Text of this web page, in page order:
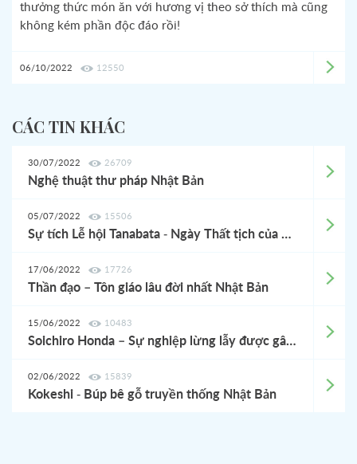
thưởng thức món ăn với hương vị theo sở thích mà cũng
không kém phần độc đáo rồi!
06/10/2022 12550
CÁC TIN KHÁC
30/07/2022 26709
Nghệ thuật thư pháp Nhật Bản
05/07/2022 15506
Sự tích Lễ hội Tanabata - Ngày Thất tịch của Nhật Bản
17/06/2022 17726
Thần đạo – Tôn giáo lâu đời nhất Nhật Bản
15/06/2022 10483
Soichiro Honda – Sự nghiệp lừng lẫy được gây dựng từ thất bại
02/06/2022 15839
Kokeshi - Búp bê gỗ truyền thống Nhật Bản